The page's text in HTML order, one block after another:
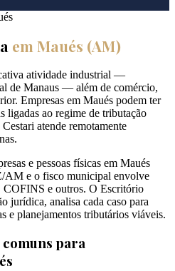
em Maués (AM)
atividade industrial —
de Manaus — além de comércio,
Empresas em Maués podem ter
ligadas ao regime de tributação
atende remotamente
e pessoas físicas em Maués
AM e o fisco municipal envolve
e outros. O Escritório
jurídica, analisa cada caso para
e planejamentos tributários viáveis.
para